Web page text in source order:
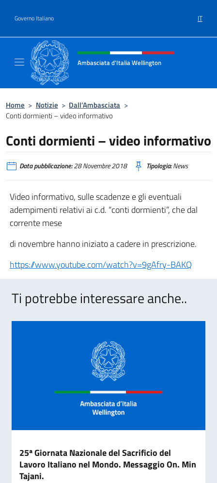
Governo Italiano IT
Intestazione sito, social e menù
Ambasciata d'Italia Wellington
Home > Notizie > Dall’Ambasciata >
Conti dormienti – video informativo
Conti dormienti – video informativo
Data pubblicazione:28 Novembre 2018 Tipologia:News
Video informativo, sulle scadenze e gli eventuali
adempimenti relativi ai c.d. “conti dormienti”, che dal
corrente mese
di novembre hanno iniziato a cadere in prescrizione.
https://www.youtube.com/watch?v=9gAfry-BAKQ
Ti potrebbe interessare anche..
25ª Giornata Nazionale del Sacrificio del
Lavoro Italiano nel Mondo. Messaggio On. Min
Tajani.